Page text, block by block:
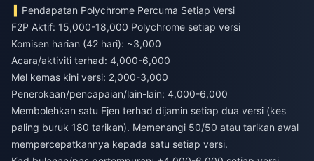
Pendapatan Polychrome Percuma Setiap Versi
F2P Aktif: 15,000-18,000 Polychrome setiap versi
Komisen harian (42 hari): ~3,000
Acara/aktiviti terhad: 4,000-6,000
Mel kemas kini versi: 2,000-3,000
Penerokaan/pencapaian/lain-lain: 4,000-6,000
Membolehkan satu Ejen terhad dijamin setiap dua versi (kes
paling buruk 180 tarikan). Memenangi 50/50 atau tarikan awal
mempercepatkannya kepada satu setiap versi.